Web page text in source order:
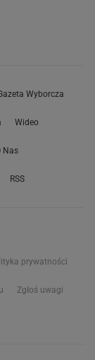
Wyborcza
Wideo
Nas
RSS
prywatności
Zgłoś uwagi